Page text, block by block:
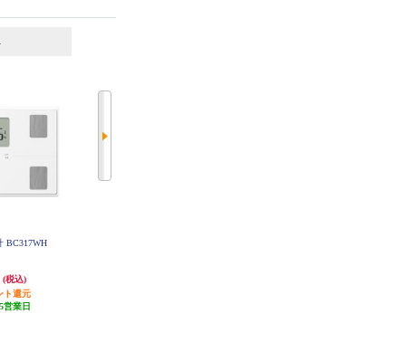
BC317WH
(税込)
ト還元
5営業日